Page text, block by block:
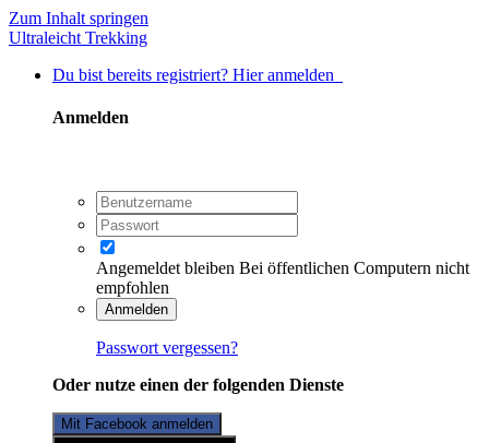
Zum Inhalt springen
Ultraleicht Trekking
Du bist bereits registriert? Hier anmelden
Anmelden
Angemeldet bleiben Bei öffentlichen Computern nicht
empfohlen
Anmelden
Passwort vergessen?
Oder nutze einen der folgenden Dienste
Mit Facebook anmelden